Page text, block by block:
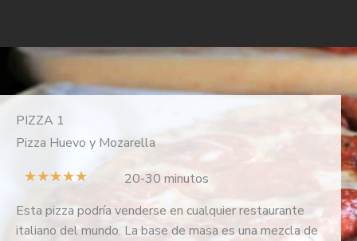
PIZZA 1
Pizza Huevo y Mozarella
★★★★★
l
o
20-30 minutos
Esta pizza podría venderse en cualquier restaurante
italiano del mundo. La base de masa es una mezcla de